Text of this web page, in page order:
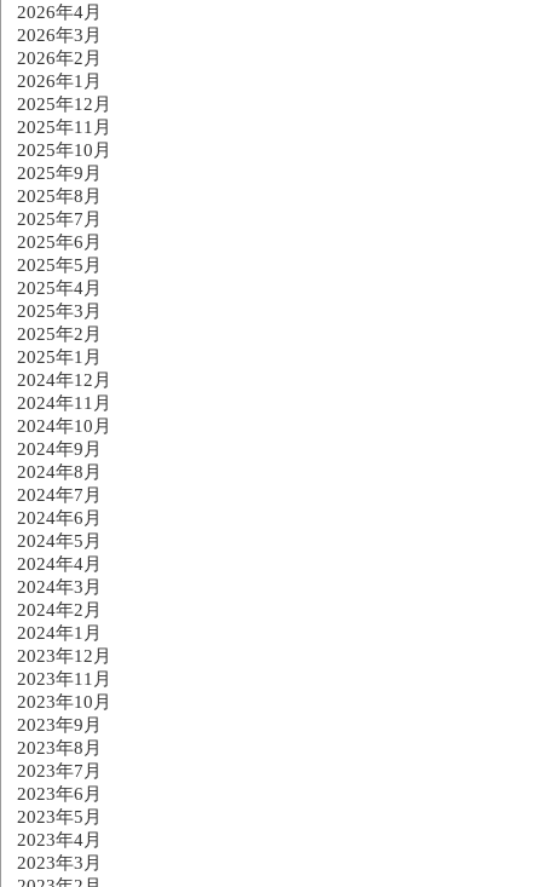
2026年4月
2026年3月
2026年2月
2026年1月
2025年12月
2025年11月
2025年10月
2025年9月
2025年8月
2025年7月
2025年6月
2025年5月
2025年4月
2025年3月
2025年2月
2025年1月
2024年12月
2024年11月
2024年10月
2024年9月
2024年8月
2024年7月
2024年6月
2024年5月
2024年4月
2024年3月
2024年2月
2024年1月
2023年12月
2023年11月
2023年10月
2023年9月
2023年8月
2023年7月
2023年6月
2023年5月
2023年4月
2023年3月